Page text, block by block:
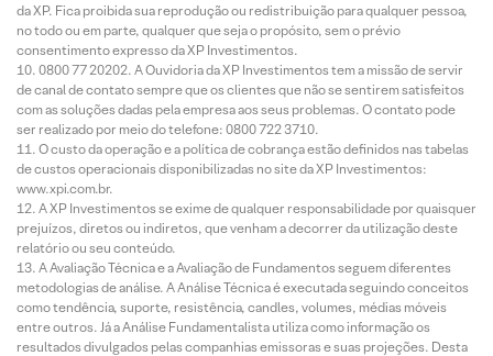
da XP. Fica proibida sua reprodução ou redistribuição para qualquer pessoa,
no todo ou em parte, qualquer que seja o propósito, sem o prévio
consentimento expresso da XP Investimentos.
0800 77 20202. A Ouvidoria da XP Investimentos tem a missão de servir
de canal de contato sempre que os clientes que não se sentirem satisfeitos
com as soluções dadas pela empresa aos seus problemas. O contato pode
ser realizado por meio do telefone: 0800 722 3710.
O custo da operação e a política de cobrança estão definidos nas tabelas
de custos operacionais disponibilizadas no site da XP Investimentos:
www.xpi.com.br.
A XP Investimentos se exime de qualquer responsabilidade por quaisquer
prejuízos, diretos ou indiretos, que venham a decorrer da utilização deste
relatório ou seu conteúdo.
A Avaliação Técnica e a Avaliação de Fundamentos seguem diferentes
metodologias de análise. A Análise Técnica é executada seguindo conceitos
como tendência, suporte, resistência, candles, volumes, médias móveis
entre outros. Já a Análise Fundamentalista utiliza como informação os
resultados divulgados pelas companhias emissoras e suas projeções. Desta